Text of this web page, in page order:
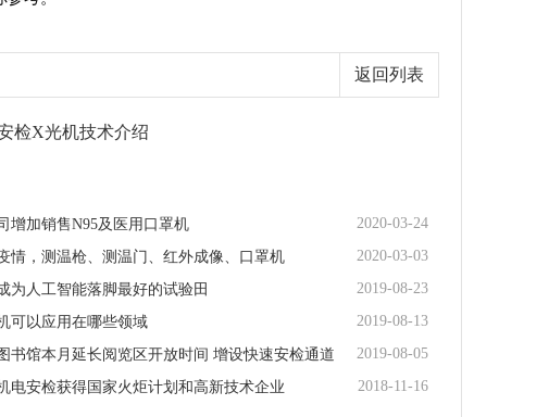
返回列表
检X光机技术介绍
2020-03-24
增加销售N95及医用口罩机
2020-03-03
情，测温枪、测温门、红外成像、口罩机
2019-08-23
为人工智能落脚最好的试验田
2019-08-13
可以应用在哪些领域
2019-08-05
书馆本月延长阅览区开放时间 增设快速安检通道
2018-11-16
电安检获得国家火炬计划和高新技术企业